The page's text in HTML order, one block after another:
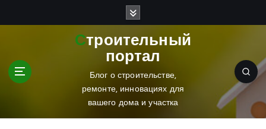
Строительный
портал
Блог о строительстве,
ремонте, инновациях для
вашего дома и участка